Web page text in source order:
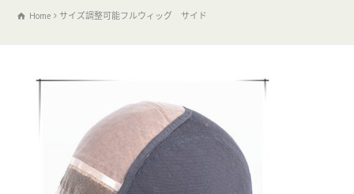
Home サイズ調整可能フルウィッグ サイド